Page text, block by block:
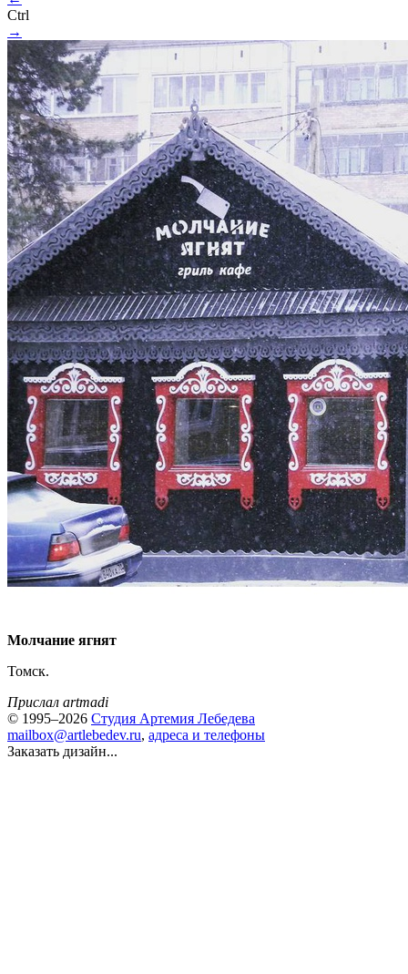
Ctrl
→
Молчание ягнят
Томск.
Прислал artmadi
© 1995–2026 Студия Артемия Лебедева
mailbox@artlebedev.ru, адреса и телефоны
Заказать дизайн...